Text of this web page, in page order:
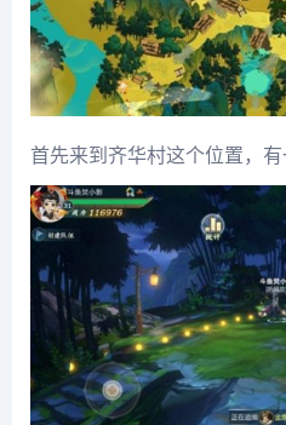
首先来到齐华村这个位置，